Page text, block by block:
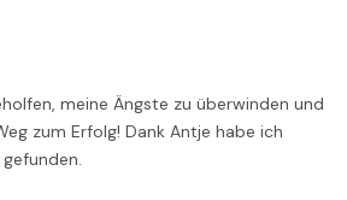
meine Ängste zu überwinden und
zum Erfolg! Dank Antje habe ich